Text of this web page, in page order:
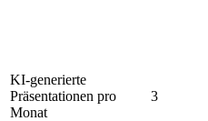
KI-generierte
Präsentationen pro
Monat
3